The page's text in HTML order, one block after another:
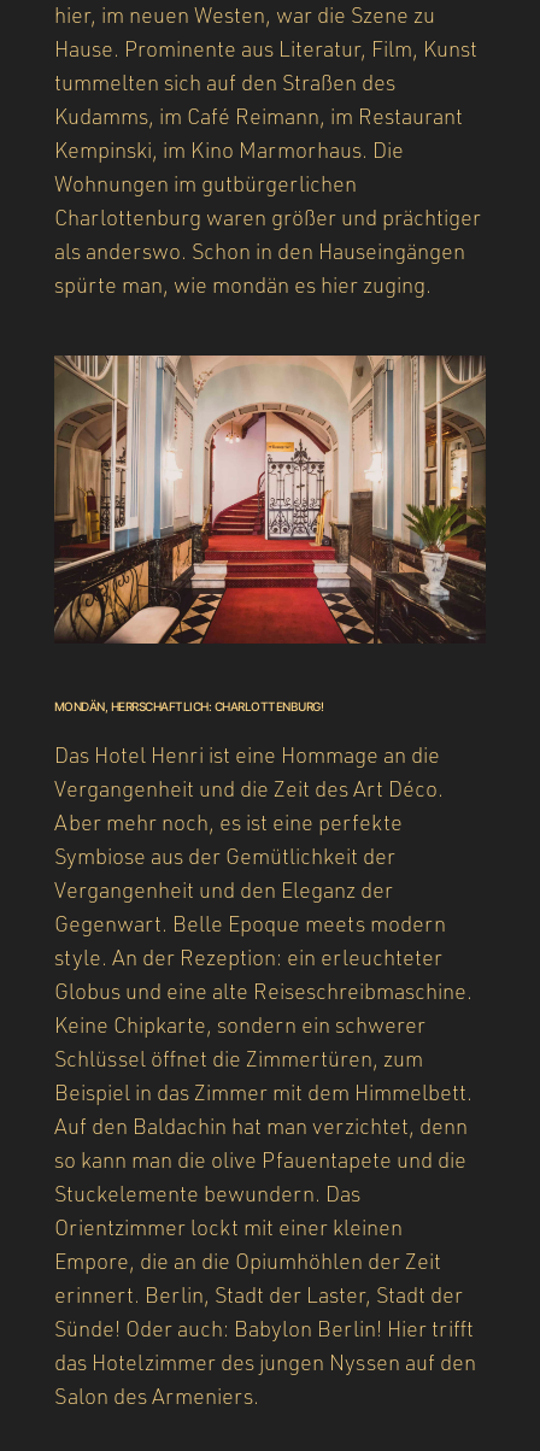
hier, im neuen Westen, war die Szene zu
Hause. Prominente aus Literatur, Film, Kunst
tummelten sich auf den Straßen des
Kudamms, im Café Reimann, im Restaurant
Kempinski, im Kino Marmorhaus. Die
Wohnungen im gutbürgerlichen
Charlottenburg waren größer und prächtiger
als anderswo. Schon in den Hauseingängen
spürte man, wie mondän es hier zuging.
MONDÄN, HERRSCHAFTLICH: CHARLOTTENBURG!
Das Hotel Henri ist eine Hommage an die
Vergangenheit und die Zeit des Art Déco.
Aber mehr noch, es ist eine perfekte
Symbiose aus der Gemütlichkeit der
Vergangenheit und den Eleganz der
Gegenwart. Belle Epoque meets modern
style. An der Rezeption: ein erleuchteter
Globus und eine alte Reiseschreibmaschine.
Keine Chipkarte, sondern ein schwerer
Schlüssel öffnet die Zimmertüren, zum
Beispiel in das Zimmer mit dem Himmelbett.
Auf den Baldachin hat man verzichtet, denn
so kann man die olive Pfauentapete und die
Stuckelemente bewundern. Das
Orientzimmer lockt mit einer kleinen
Empore, die an die Opiumhöhlen der Zeit
erinnert. Berlin, Stadt der Laster, Stadt der
Sünde! Oder auch: Babylon Berlin! Hier trifft
das Hotelzimmer des jungen Nyssen auf den
Salon des Armeniers.